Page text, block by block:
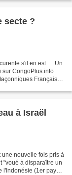
secte ?
s'il en est .... Un
sur CongoPlus.info
Françaises
à Israël
nouvelle fois pris à
"voué à disparaître un
l'Indonésie (1er pays